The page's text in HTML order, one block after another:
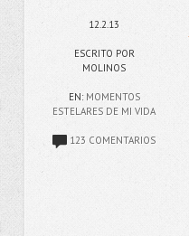
12.2.13
ESCRITO POR
MOLINOS
EN: MOMENTOS
ESTELARES DE MI VIDA
123 COMENTARIOS